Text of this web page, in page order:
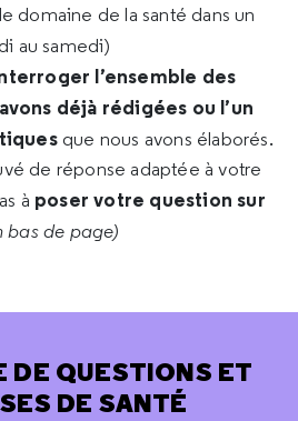
domaine de la santé dans un
au samedi)
l’ensemble des
déjà rédigées ou l’un
que nous avons élaborés.
de réponse adaptée à votre
à poser votre question sur
bas de page)
DE QUESTIONS ET
DE SANTÉ